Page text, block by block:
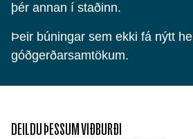
þér annan í staðinn.
Þeir búningar sem ekki fá nýtt
góðgerðarsamtökum.
DEILDU ÞESSUM VIÐBURÐI